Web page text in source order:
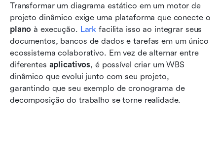
Transformar um diagrama estático em um motor de
plano à execução. Lark facilita isso ao integrar seus
documentos, bancos de dados e tarefas em um único
ecossistema colaborativo. Em vez de alternar entre
diferentes aplicativos, é possível criar um WBS
dinâmico que evolui junto com seu projeto,
garantindo que seu exemplo de cronograma de
decomposição do trabalho se torne realidade.